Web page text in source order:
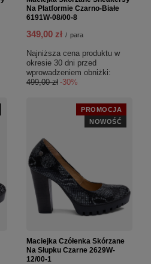
Na Platformie Czarno-Białe
6191W-08/00-8
349,00 zł / para
Najniższa cena produktu w
okresie 30 dni przed
wprowadzeniem obniżki:
499,00 zł -30%
PROMOCJA
NOWOŚĆ
Maciejka Czółenka Skórzane
Na Słupku Czarne 2629W-
12/00-1